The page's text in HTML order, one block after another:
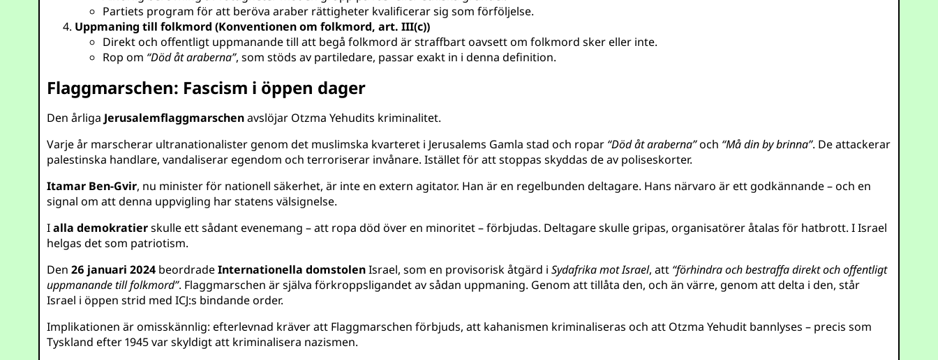
Partiets program för att beröva araber rättigheter kvalificerar sig som förföljelse.
Uppmaning till folkmord (Konventionen om folkmord, art. III(c))
Direkt och offentligt uppmanande till att begå folkmord är straffbart oavsett om folkmord sker eller inte.
Rop om “Död åt araberna”, som stöds av partiledare, passar exakt in i denna definition.
Flaggmarschen: Fascism i öppen dager
Den årliga Jerusalemflaggmarschenavslöjar Otzma Yehudits kriminalitet.
Varje år marscherar ultranationalister genom det muslimska kvarteret i Jerusalems Gamla stad och ropar “Död åt araberna”och “Må din by brinna”. De attackerar
palestinska handlare, vandaliserar egendom och terroriserar invånare. Istället för att stoppas skyddas de av poliseskorter.
Itamar Ben-Gvir, nu minister för nationell säkerhet, är inte en extern agitator. Han är en regelbunden deltagare. Hans närvaro är ett godkännande – och en
signal om att denna uppvigling har statens välsignelse.
Ialla demokratierskulle ett sådant evenemang – att ropa död över en minoritet – förbjudas. Deltagare skulle gripas, organisatörer åtalas för hatbrott. I Israel
helgas det som patriotism.
Den26 januari 2024 beordradeInternationella domstolenIsrael, som en provisorisk åtgärd iSydafrika mot Israel, att “förhindra och bestraffa direkt och offentligt
uppmanande till folkmord”. Flaggmarschen är själva förkroppsligandet av sådan uppmaning. Genom att tillåta den, och än värre, genom att delta i den, står
Israel i öppen strid med ICJ:s bindande order.
Implikationen är omisskännlig: efterlevnad kräver att Flaggmarschen förbjuds, att kahanismen kriminaliseras och att Otzma Yehudit bannlyses – precis som
Tyskland efter 1945 var skyldigt att kriminalisera nazismen.